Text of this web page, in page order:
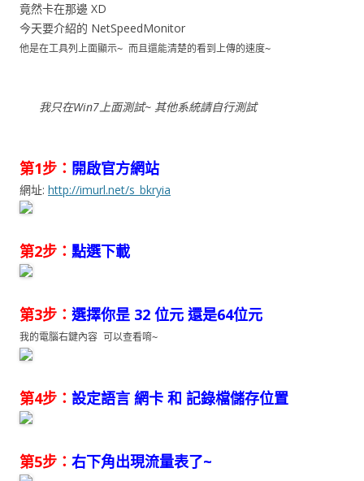
竟然卡在那邊 XD
今天要介紹的 NetSpeedMonitor
他是在工具列上面顯示~ 而且還能清楚的看到上傳的速度~
我只在Win7上面測試~ 其他系統請自行測試
第1步： 開啟官方網站
網址: http://imurl.net/s_bkryia
第2步： 點選下載
第3步： 選擇你昰 32 位元 還是64位元
我的電腦右鍵內容 可以查看唷~
第4步： 設定語言 網卡 和 記錄檔儲存位置
第5步： 右下角出現流量表了~